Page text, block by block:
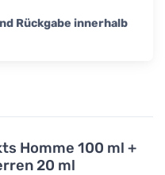
Homme 100 ml +
20 ml
Rückgabe innerhalb